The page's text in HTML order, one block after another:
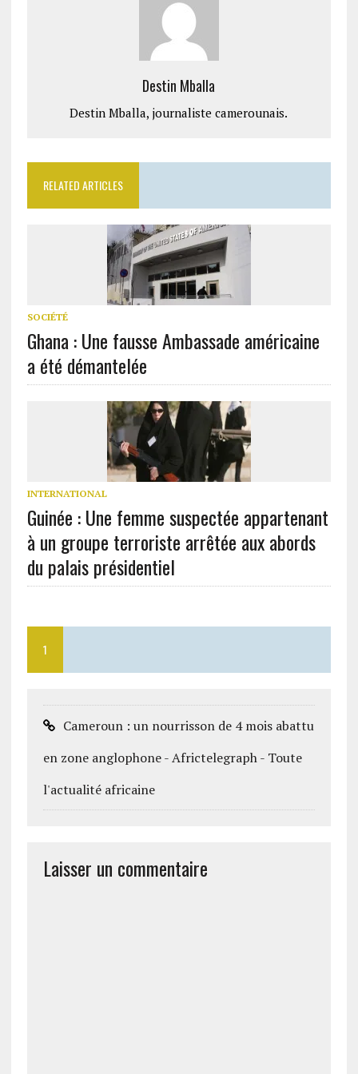
Destin Mballa
Destin Mballa, journaliste camerounais.
RELATED ARTICLES
SOCIÉTÉ
Ghana : Une fausse Ambassade américaine
a été démantelée
INTERNATIONAL
Guinée : Une femme suspectée appartenant
à un groupe terroriste arrêtée aux abords
du palais présidentiel
1
Cameroun : un nourrisson de 4 mois abattu
en zone anglophone - Africtelegraph - Toute
l'actualité africaine
Laisser un commentaire